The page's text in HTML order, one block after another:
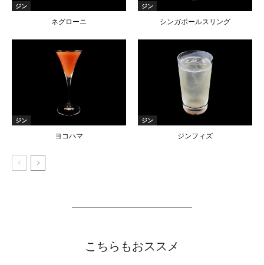
ジン
ネグローニ
ジン
シンガポールスリング
ジン
ヨコハマ
ジン
ジンフィズ
こちらもおススメ